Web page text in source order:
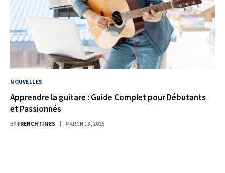
NOUVELLES
Apprendre la guitare : Guide Complet pour Débutants
et Passionnés
BY FRENCHTIMES MARCH 18, 2025